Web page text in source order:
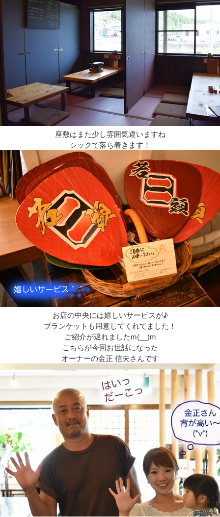
座敷はまた少し雰囲気違いますね
シックで落ち着きます！
お店の中央には嬉しいサービスが♪
ブランケットも用意してくれてました！
ご紹介が遅れましたm(__)m
こちらが今回お世話になった
オーナーの金正 信夫さんです